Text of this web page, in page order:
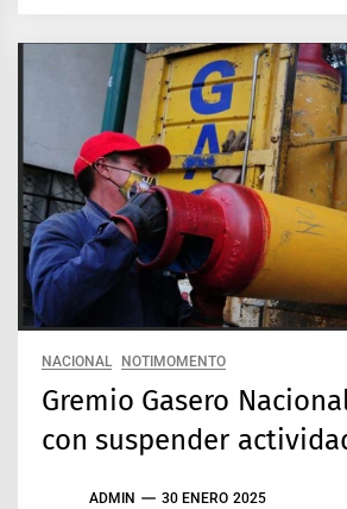
NACIONAL NOTIMOMENTO
Gremio Gasero
con suspender
ADMIN 30 ENERO 2025